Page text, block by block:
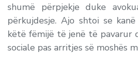
shumë përpjekje duke
përkujdesje. Ajo shtoi se
këtë fëmijë të jenë të pavarur
sociale pas arritjes së moshës